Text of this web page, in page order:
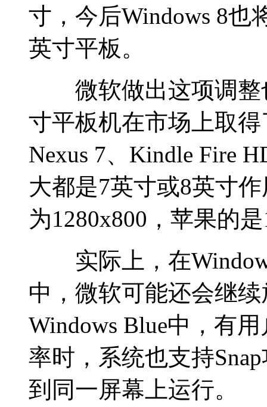
寸，今后Windows 8也
英寸平板。
微软做出这项调整
寸平板机在市场上取
Nexus 7、Kindle Fire
大都是7英寸或8英寸
为1280x800，苹果的
实际上，在
中，微软可能还会继
Windows Blue中，有
率时，系统也支持
到同一屏幕上运行。